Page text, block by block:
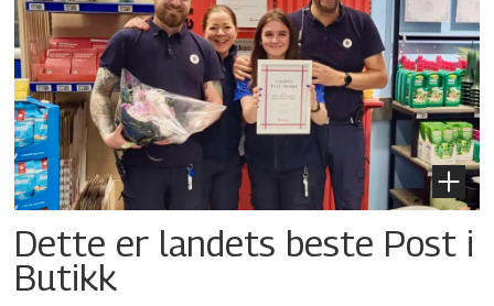
Dette er landets beste Post i
Butikk